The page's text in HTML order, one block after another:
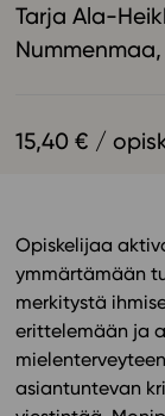
Yhteisö
Suosittelut
Oppikirjailijat
Eettiset
Tilaa
Ota
Tarja Ala-
Nummenmaa
15,40 € /
Opiskelijaa
ymmärtämään
merkitystä
erittelemään ja
asiantuntevan